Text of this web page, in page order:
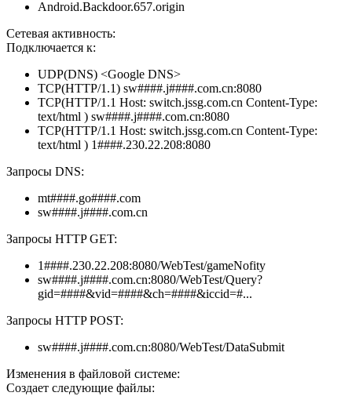
Android.Backdoor.657.origin
Сетевая активность:
Подключается к:
UDP(DNS) <Google DNS>
TCP(HTTP/1.1) sw####.j####.com.cn:8080
TCP(HTTP/1.1 Host: switch.jssg.com.cn Content-Type:
text/html ) sw####.j####.com.cn:8080
TCP(HTTP/1.1 Host: switch.jssg.com.cn Content-Type:
text/html ) 1####.230.22.208:8080
Запросы DNS:
mt####.go####.com
sw####.j####.com.cn
Запросы HTTP GET:
1####.230.22.208:8080/WebTest/gameNofity
sw####.j####.com.cn:8080/WebTest/Query?
gid=####&vid=####&ch=####&iccid=#...
Запросы HTTP POST:
sw####.j####.com.cn:8080/WebTest/DataSubmit
Изменения в файловой системе:
Создает следующие файлы: